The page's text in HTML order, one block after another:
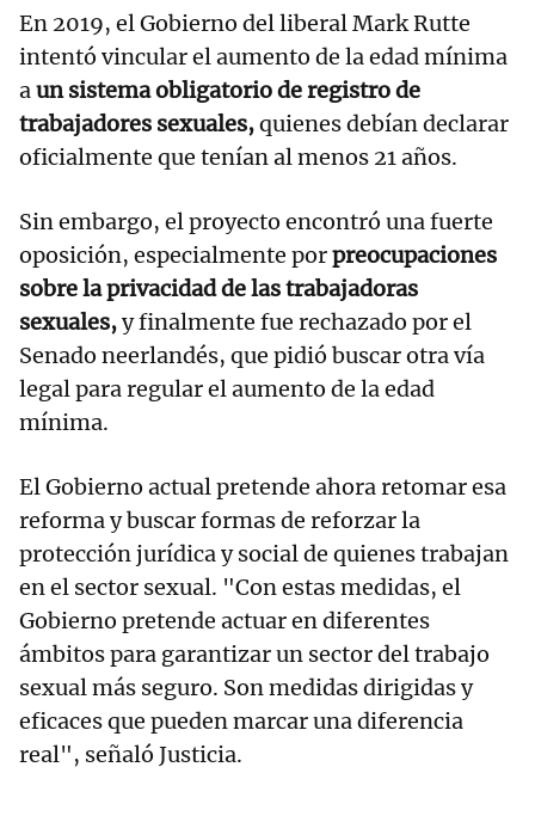
En 2019, el Gobierno del liberal Mark Rutte
intentó vincular el aumento de la edad mínima
aun sistema obligatorio de registro de
trabajadores sexuales,quienes debían declarar
oficialmente que tenían al menos 21 años.
Sin embargo, el proyecto encontró una fuerte
oposición, especialmente porpreocupaciones
sobre la privacidad de las trabajadoras
sexuales,y finalmente fue rechazado por el
Senado neerlandés, que pidió buscar otra vía
legal para regular el aumento de la edad
mínima.
El Gobierno actual pretende ahora retomar esa
reforma y buscar formas de reforzar la
protección jurídica y social de quienes trabajan
en el sector sexual. "Con estas medidas, el
Gobierno pretende actuar en diferentes
ámbitos para garantizar un sector del trabajo
sexual más seguro. Son medidas dirigidas y
eficaces que pueden marcar una diferencia
real", señaló Justicia.